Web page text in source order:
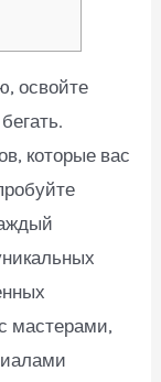
освойте
которые вас
мастерами,